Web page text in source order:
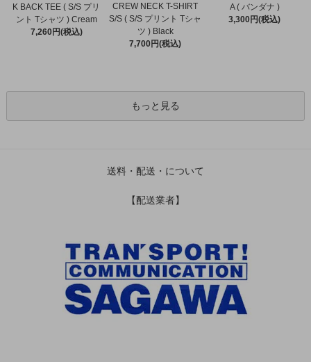
K BACK TEE ( S/S プリ
ント Tシャツ ) Cream
7,260円(税込)
CREW NECK T-SHIRT
S/S ( S/S プリント Tシャ
ツ ) Black
7,700円(税込)
A ( バンダナ )
3,300円(税込)
もっと見る
送料・配送・について
【配送業者】